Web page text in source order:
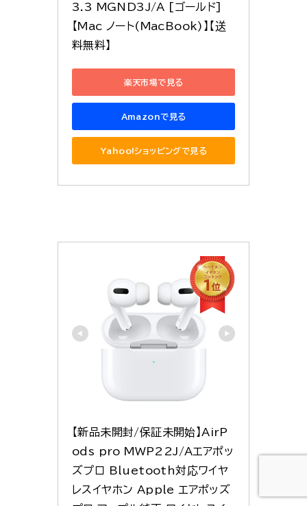
3.3 MGND3J/A [ゴールド]
【Mac ノート(MacBook)】【送
料無料】
楽天市場で見る
Amazonで見る
Yahoo!ショッピングで見る
【新品未開封/保証未開始】AirP
ods pro MWP22J/Aエアポッ
ズプロ Bluetooth対応ワイヤ
レスイヤホン Apple エアポッズ